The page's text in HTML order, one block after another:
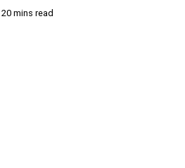
20 mins read